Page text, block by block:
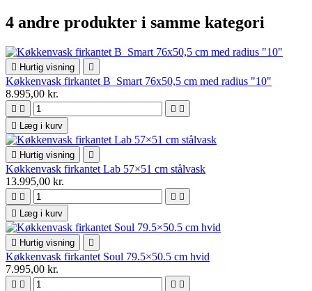
4 andre produkter i samme kategori
 Hurtig visning 
Køkkenvask firkantet B_Smart 76x50,5 cm med radius "10"
8.995,00 kr.
   
 Læg i kurv
 Hurtig visning 
Køkkenvask firkantet Lab 57×51 cm stålvask
13.995,00 kr.
   
 Læg i kurv
 Hurtig visning 
Køkkenvask firkantet Soul 79.5×50.5 cm hvid
7.995,00 kr.
   